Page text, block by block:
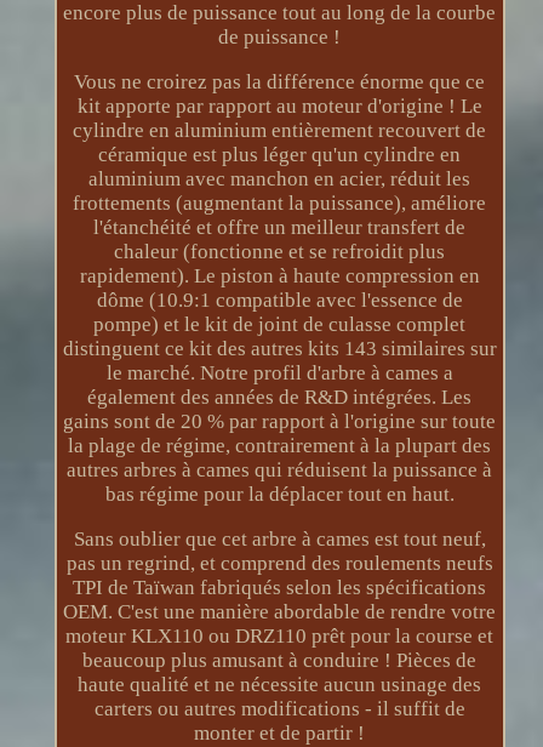
encore plus de puissance tout au long de la courbe
de puissance !
Vous ne croirez pas la différence énorme que ce
kit apporte par rapport au moteur d'origine ! Le
cylindre en aluminium entièrement recouvert de
céramique est plus léger qu'un cylindre en
aluminium avec manchon en acier, réduit les
frottements (augmentant la puissance), améliore
l'étanchéité et offre un meilleur transfert de
chaleur (fonctionne et se refroidit plus
rapidement). Le piston à haute compression en
dôme (10.9:1 compatible avec l'essence de
pompe) et le kit de joint de culasse complet
distinguent ce kit des autres kits 143 similaires sur
le marché. Notre profil d'arbre à cames a
également des années de R&D intégrées. Les
gains sont de 20 % par rapport à l'origine sur toute
la plage de régime, contrairement à la plupart des
autres arbres à cames qui réduisent la puissance à
bas régime pour la déplacer tout en haut.
Sans oublier que cet arbre à cames est tout neuf,
pas un regrind, et comprend des roulements neufs
TPI de Taïwan fabriqués selon les spécifications
OEM. C'est une manière abordable de rendre votre
moteur KLX110 ou DRZ110 prêt pour la course et
beaucoup plus amusant à conduire ! Pièces de
haute qualité et ne nécessite aucun usinage des
carters ou autres modifications - il suffit de
monter et de partir !